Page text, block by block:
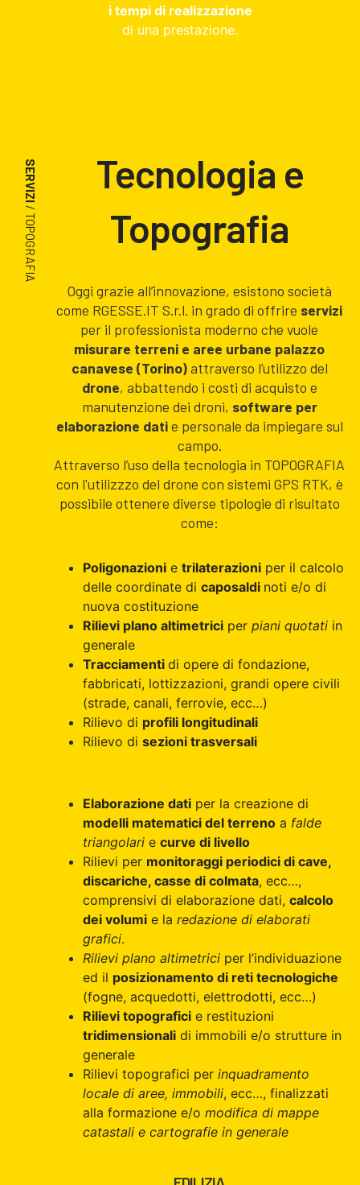
i tempi di realizzazione
di una prestazione.
SERVIZI
/ TOPOGRAFIA
Tecnologia e
Topografia
Oggi grazie all’innovazione, esistono società
come RGESSE.IT S.r.l. in grado di offrire servizi
per il professionista moderno che vuole
misurare terreni e aree urbane palazzo
canavese (Torino)attraverso l’utilizzo del
drone, abbattendo i costi di acquisto e
manutenzione dei droni, software per
elaborazione datie personale da impiegare sul
campo.
Attraverso l’uso della tecnologia in TOPOGRAFIA
con l'utilizzzo del drone con sistemi GPS RTK, è
possibile ottenere diverse tipologie di risultato
come:
Poligonazioni e trilaterazioni per il calcolo
delle coordinate di caposaldi noti e/o di
nuova costituzione
Rilievi plano altimetrici per piani quotati in
generale
Tracciamenti di opere di fondazione,
fabbricati, lottizzazioni, grandi opere civili
(strade, canali, ferrovie, ecc…)
Rilievo di profili longitudinali
Rilievo di sezioni trasversali
Elaborazione dati per la creazione di
modelli matematici del terreno a falde
triangolari e curve di livello
Rilievi per monitoraggi periodici di cave,
discariche, casse di colmata, ecc…,
comprensivi di elaborazione dati, calcolo
dei volumi e la redazione di elaborati
grafici.
Rilievi plano altimetrici per l’individuazione
ed il posizionamento di reti tecnologiche
(fogne, acquedotti, elettrodotti, ecc…)
Rilievi topografici e restituzioni
tridimensionali di immobili e/o strutture in
generale
Rilievi topografici per inquadramento
locale di aree, immobili, ecc…, finalizzati
alla formazione e/o modifica di mappe
catastali e cartografie in generale